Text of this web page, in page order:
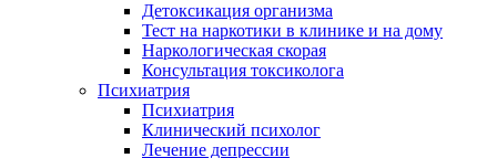
Детоксикация организма
Тест на наркотики в клинике и на дому
Наркологическая скорая
Консультация токсиколога
Психиатрия
Психиатрия
Клинический психолог
Лечение депрессии